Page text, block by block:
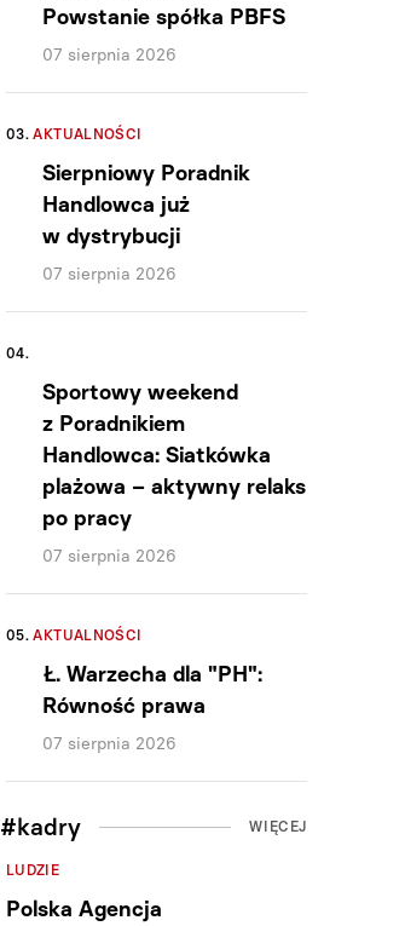
Powstanie spółka PBFS
07 sierpnia 2026
03. AKTUALNOŚCI
Sierpniowy Poradnik
Handlowca już
w dystrybucji
07 sierpnia 2026
04.
Sportowy weekend
z Poradnikiem
Handlowca: Siatkówka
plażowa – aktywny relaks
po pracy
07 sierpnia 2026
05. AKTUALNOŚCI
Ł. Warzecha dla "PH":
Równość prawa
07 sierpnia 2026
#kadry WIĘCEJ
LUDZIE
Polska Agencja